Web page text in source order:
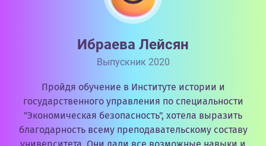
Ибраева Лейсян
Выпускник 2020
Пройдя обучение в Институте истории и
государственного управления по специальности
"Экономическая безопасность", хотела выразить
благодарность всему преподавательскому составу